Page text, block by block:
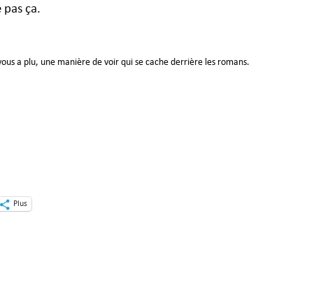
pas ça.
a plu, une manière de voir qui se cache derrière les romans.
Plus